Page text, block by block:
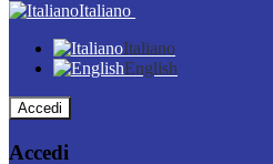
Italiano
Italiano
English
Accedi
Accedi